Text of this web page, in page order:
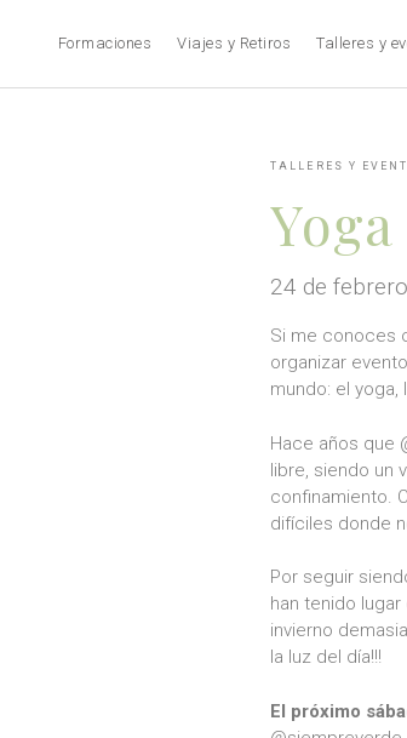
Formaciones Viajes y Retiros Talleres y
TALLERES Y
24 de
Si me conoces
organizar
mundo: el
Hace años que
libre, siendo un
confinamiento.
difíciles donde
Por seguir
han tenido
invierno
la luz del día!!!
El próximo